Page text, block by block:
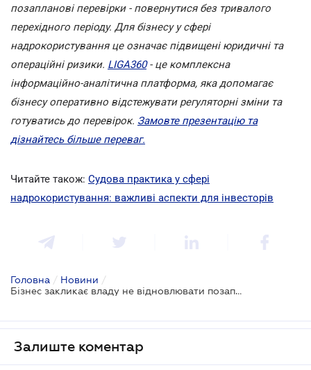
позапланові перевірки - повернутися без тривалого
перехідного періоду. Для бізнесу у сфері
надрокористування це означає підвищені юридичні та
операційні ризики. LIGA360- це комплексна
інформаційно-аналітична платформа, яка допомагає
бізнесу оперативно відстежувати регуляторні зміни та
готуватись до перевірок. Замовте презентацію та
дізнайтесь більше переваг.
Читайте також: Судова практика у сфері
надрокористування: важливі аспекти для інвесторів
Головна / Новини /
Бізнес закликає владу не відновлювати позапланові перевірки надрокористувачів
Залиште коментар